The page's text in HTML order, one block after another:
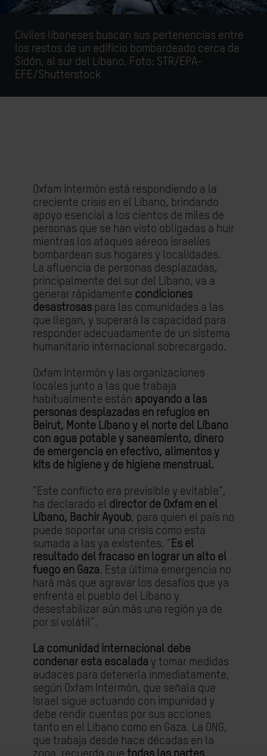
Civiles libaneses buscan sus pertenencias entre
los restos de un edificio bombardeado cerca de
Sidón, al sur del Líbano. Foto: STR/EPA-
EFE/Shutterstock
Oxfam Intermón está respondiendo a la
creciente crisis en el Líbano, brindando
apoyo esencial a los cientos de miles de
personas que se han visto obligadas a huir
mientras los ataques aéreos israelíes
bombardean sus hogares y localidades.
La afluencia de personas desplazadas,
principalmente del sur del Líbano, va a
generar rápidamente condiciones
desastrosas para las comunidades a las
que llegan, y superará la capacidad para
responder adecuadamente de un sistema
humanitario internacional sobrecargado.
Oxfam Intermón y las organizaciones
locales junto a las que trabaja
habitualmente están apoyando a las
personas desplazadas en refugios en
Beirut, Monte Líbano y el norte del Líbano
con agua potable y saneamiento, dinero
de emergencia en efectivo, alimentos y
kits de higiene y de higiene menstrual.
"Este conflicto era previsible y evitable”,
ha declarado el director de Oxfam en el
Líbano, Bachir Ayoub, para quien el país no
puede soportar una crisis como esta
sumada a las ya existentes. “ Es el
resultado del fracaso en lograr un alto el
fuego en Gaza. Esta última emergencia no
hará más que agravar los desafíos que ya
enfrenta el pueblo del Líbano y
desestabilizar aún más una región ya de
por sí volátil”.
La comunidad internacional debe
condenar esta escalada y tomar medidas
audaces para detenerla inmediatamente,
según Oxfam Intermón, que señala que
Israel sigue actuando con impunidad y
debe rendir cuentas por sus acciones
tanto en el Líbano como en Gaza. La ONG,
que trabaja desde hace décadas en la